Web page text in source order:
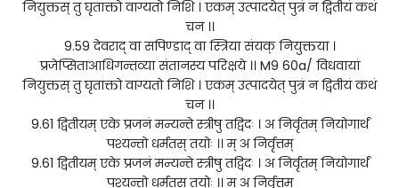
नियुक्तस् तु घृताक्तो वाग्यतो निशि । एकम् उत्पादयेत् पुत्रं न द्वितीयं कथं
चन ।।
9.59 देवराद् वा सपिण्डाद् वा स्त्रिया संयक् नियुक्तया ।
प्रजेप्सिताआधिगन्तव्या संतानस्य परिक्षये ।। M9 60a/ विधवायां
नियुक्तस् तु घृताक्तो वाग्यतो निशि । एकम् उत्पादयेत् पुत्रं न द्वितीयं कथं
चन ।।
9.61 द्वितीयम् एके प्रजनं मन्यन्ते स्त्रीषु तद्विदः । अ निर्वृतम् नियोगार्थं
पश्यन्तो धर्मतस् तयोः ।। म् अ निर्वृत्तम्
9.61 द्वितीयम् एके प्रजनं मन्यन्ते स्त्रीषु तद्विदः । अ निर्वृतम् नियोगार्थं
पश्यन्तो धर्मतस् तयोः ।। म् अ निर्वृत्तम्